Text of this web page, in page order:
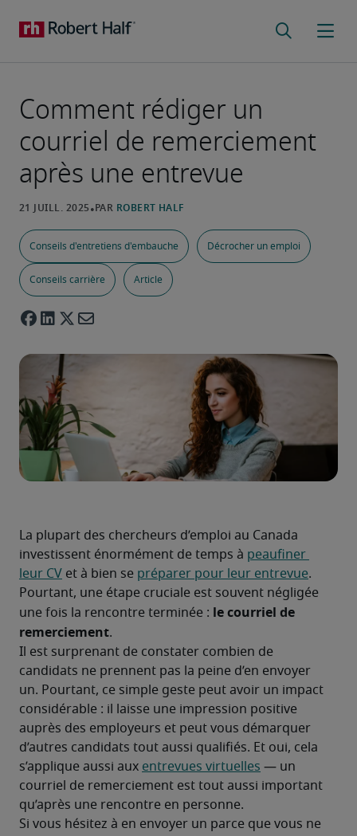
Comment rédiger un
courriel de remerciement
après une entrevue
Conseils d'entretiens d'embauche Décrocher un emploi
Conseils carrière Article
La plupart des chercheurs d’emploi au Canada
investissent énormément de temps à peaufiner
leur CV et à bien se préparer pour leur entrevue.
Pourtant, une étape cruciale est souvent négligée
une fois la rencontre terminée : le courriel de
remerciement.
Il est surprenant de constater combien de
candidats ne prennent pas la peine d’en envoyer
un. Pourtant, ce simple geste peut avoir un impact
considérable : il laisse une impression positive
auprès des employeurs et peut vous démarquer
d’autres candidats tout aussi qualifiés. Et oui, cela
s’applique aussi aux entrevues virtuelles — un
courriel de remerciement est tout aussi important
qu’après une rencontre en personne.
Si vous hésitez à en envoyer un parce que vous ne